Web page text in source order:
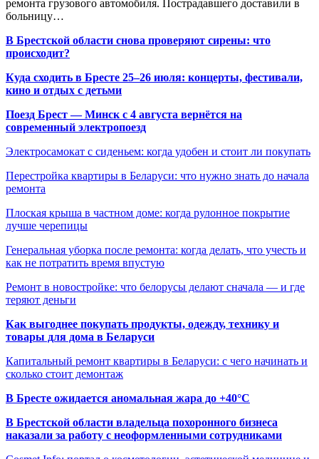
ремонта грузового автомобиля. Пострадавшего доставили в
больницу…
В Брестской области снова проверяют сирены: что
происходит?
Куда сходить в Бресте 25–26 июля: концерты, фестивали,
кино и отдых с детьми
Поезд Брест — Минск с 4 августа вернётся на
современный электропоезд
Электросамокат с сиденьем: когда удобен и стоит ли покупать
Перестройка квартиры в Беларуси: что нужно знать до начала
ремонта
Плоская крыша в частном доме: когда рулонное покрытие
лучше черепицы
Генеральная уборка после ремонта: когда делать, что учесть и
как не потратить время впустую
Ремонт в новостройке: что белорусы делают сначала — и где
теряют деньги
Как выгоднее покупать продукты, одежду, технику и
товары для дома в Беларуси
Капитальный ремонт квартиры в Беларуси: с чего начинать и
сколько стоит демонтаж
В Бресте ожидается аномальная жара до +40°C
В Брестской области владельца похоронного бизнеса
наказали за работу с неоформленными сотрудниками